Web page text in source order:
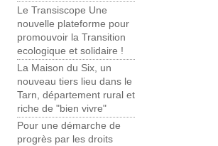
Le Transiscope Une
nouvelle plateforme pour
promouvoir la Transition
ecologique et solidaire !
La Maison du Six, un
nouveau tiers lieu dans le
Tarn, département rural et
riche de "bien vivre"
Pour une démarche de
progrès par les droits